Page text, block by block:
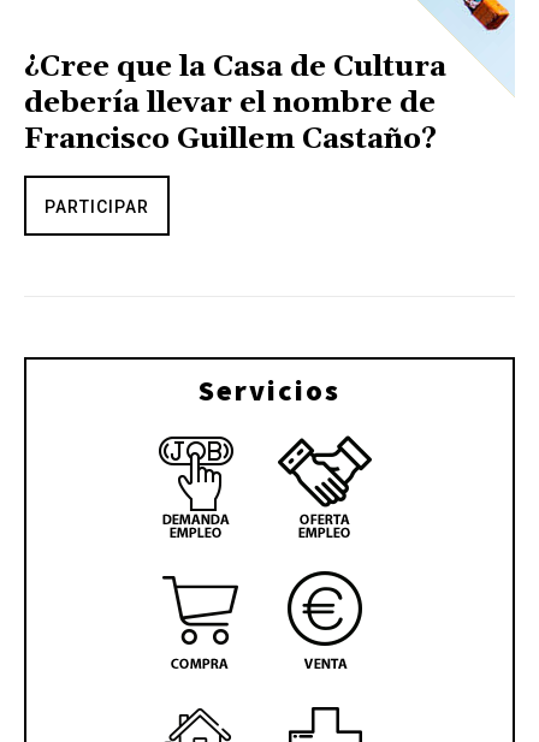
¿Cree que la Casa de Cultura
debería llevar el nombre de
Francisco Guillem Castaño?
PARTICIPAR
Servicios